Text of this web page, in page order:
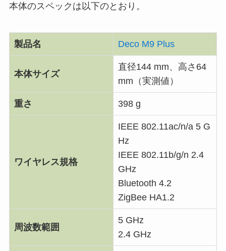
本体のスペックは以下のとおり。
製品名 Deco M9 Plus
本体サイズ
直径144 mm、高さ64
mm（実測値）
重さ 398 g
ワイヤレス規格
IEEE 802.11ac/n/a 5 G
Hz
IEEE 802.11b/g/n 2.4
GHz
Bluetooth 4.2
ZigBee HA1.2
周波数範囲
5 GHz
2.4 GHz